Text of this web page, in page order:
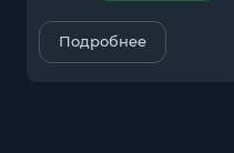
Подробнее